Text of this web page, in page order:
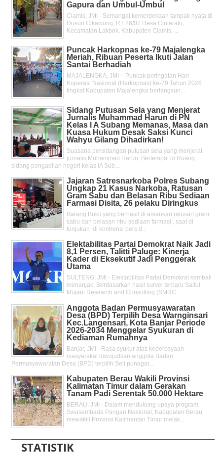
Gapura dan Umbul-Umbul
Ciamis, JMI - Semangat kemerdekaan tampak nyata di
Dusun Cikawung, RT 26/07 Desa Cintaratu,
Kecamatan Lakbok, Kabupaten Ciamis, ...
Puncak Harkopnas ke-79 Majalengka
Meriah, Ribuan Peserta Ikuti Jalan
Santai Berhadiah
MAJALENGKA, JMI – Puncak peringatan Hari
Koperasi Nasional (Harkopnas) ke-79 Tahun 2026
tingkat Kabupaten Majalengka berlangsun...
Sidang Putusan Sela yang Menjerat
Jurnalis Muhammad Harun di PN
Kelas l A Subang Memanas, Masa dan
Kuasa Hukum Desak Saksi Kunci
Wahyu Gilang Dihadirkan!
Suasana persidangan putusan sela yang menjerat
jurnalis Muhammad Harun, Bertempat di Ruang
sidang pengadilan negeri kelas IA Sub...
Jajaran Satresnarkoba Polres Subang
Ungkap 21 Kasus Narkoba, Ratusan
Gram Sabu dan Belasan Ribu Sediaan
Farmasi Disita, 26 pelaku Diringkus
Barang Bukti yang berhasil di amankan ratusan gram
sabu dan belasan ribu sediaan farmasi , saat di
tunjukan di konfrensi pers d...
Elektabilitas Partai Demokrat Naik Jadi
8,1 Persen, Talitti Paluge: Kinerja
Kader di Eksekutif Jadi Penggerak
Utama
SULTENG, JMI - Elektabilitas Partai Demokrat kembali
menanjak. Berdasarkan hasil survei terbaru Saiful
Mujani Research and Consulting (SMRC...
Anggota Badan Permusyawaratan
Desa (BPD) Terpilih Desa Warnginsari
Kec.Langensari, Kota Banjar Periode
2026-2034 Menggelar Syukuran di
Kediaman Rumahnya
Banjar, JMI - Rasa syukur atas kepercayaan
masyarakat diwujudkan anggota Badan
Permusyawaratan Desa (BPD) terpilih Seli punagar...
Kabupaten Berau Wakili Provinsi
Kalimatan Timur dalam Gerakan
Tanam Padi Serentak 50.000 Hektare
BERAU, JMI - Dalam mendukung upaya program
Swasembada Pangan Nasional, Kabupaten Berau
mewakili Provinsi Kalimantan Timur melak...
STATISTIK